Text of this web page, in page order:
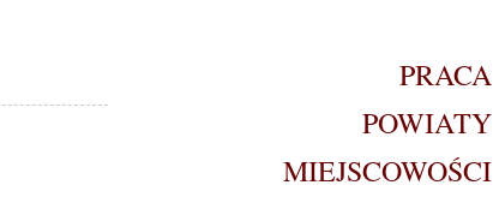
PRACA
POWIATY
MIEJSCOWOŚCI